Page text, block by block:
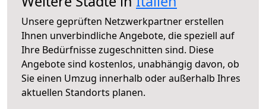
Unsere geprüften Netzwerkpartner erstellen
Ihnen unverbindliche Angebote, die speziell auf
Ihre Bedürfnisse zugeschnitten sind. Diese
Angebote sind kostenlos, unabhängig davon, ob
Sie einen Umzug innerhalb oder außerhalb Ihres
aktuellen Standorts planen.